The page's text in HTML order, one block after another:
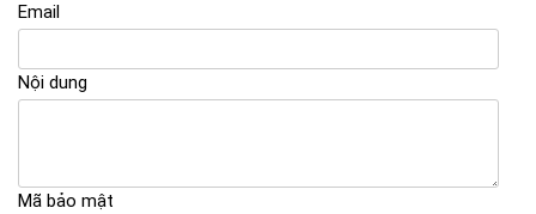
Email
Nội dung
Mã bảo mật